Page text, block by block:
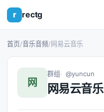
r rectg
首页/音乐音频/网易云音乐
网
群组 @yuncun
网易云音乐